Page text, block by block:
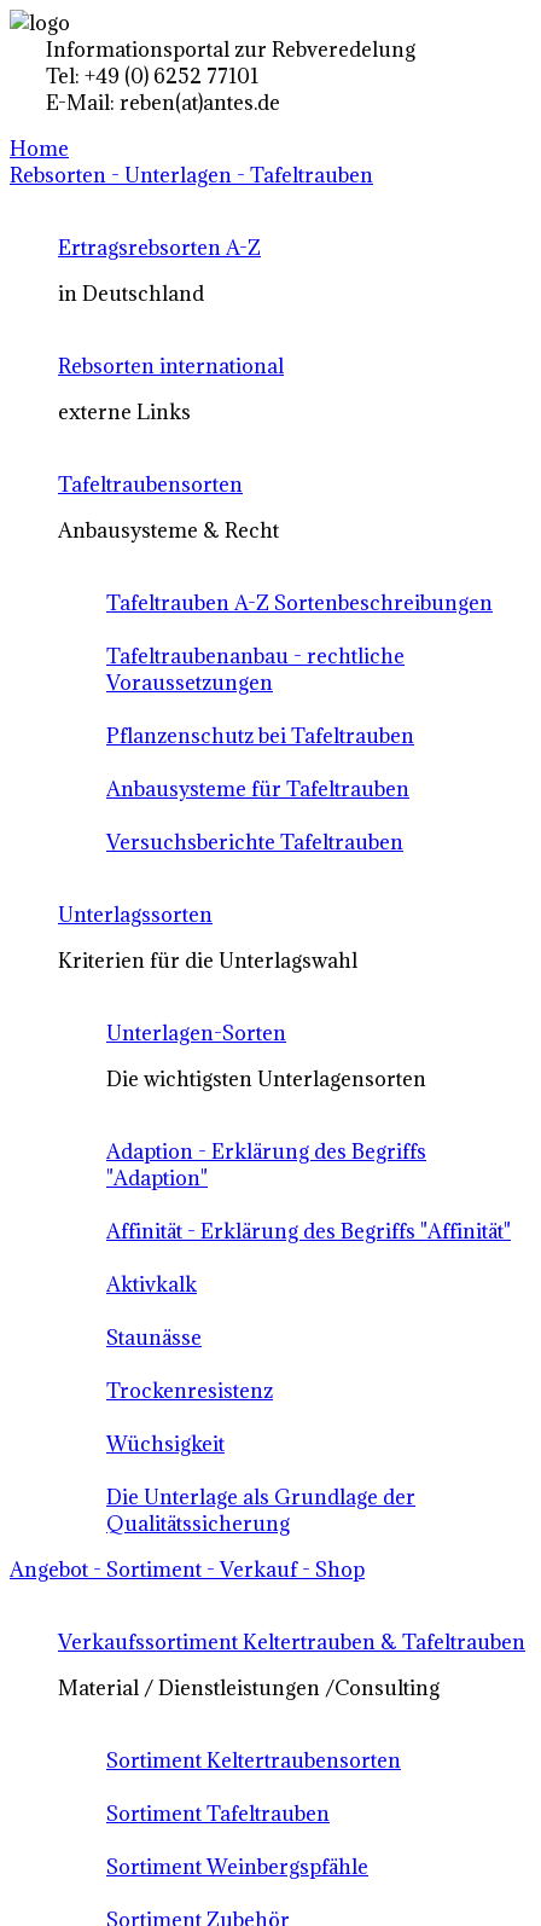
Informationsportal zur Rebveredelung
Tel: +49 (0) 6252 77101
E-Mail: reben(at)antes.de
Home
Rebsorten - Unterlagen - Tafeltrauben
Ertragsrebsorten A-Z
in Deutschland
Rebsorten international
externe Links
Tafeltraubensorten
Anbausysteme & Recht
Tafeltrauben A-Z Sortenbeschreibungen
Tafeltraubenanbau - rechtliche
Voraussetzungen
Pflanzenschutz bei Tafeltrauben
Anbausysteme für Tafeltrauben
Versuchsberichte Tafeltrauben
Unterlagssorten
Kriterien für die Unterlagswahl
Unterlagen-Sorten
Die wichtigsten Unterlagensorten
Adaption - Erklärung des Begriffs
"Adaption"
Affinität - Erklärung des Begriffs "Affinität"
Aktivkalk
Staunässe
Trockenresistenz
Wüchsigkeit
Die Unterlage als Grundlage der
Qualitätssicherung
Angebot - Sortiment - Verkauf - Shop
Verkaufssortiment Keltertrauben & Tafeltrauben
Material / Dienstleistungen /Consulting
Sortiment Keltertraubensorten
Sortiment Tafeltrauben
Sortiment Weinbergspfähle
Sortiment Zubehör